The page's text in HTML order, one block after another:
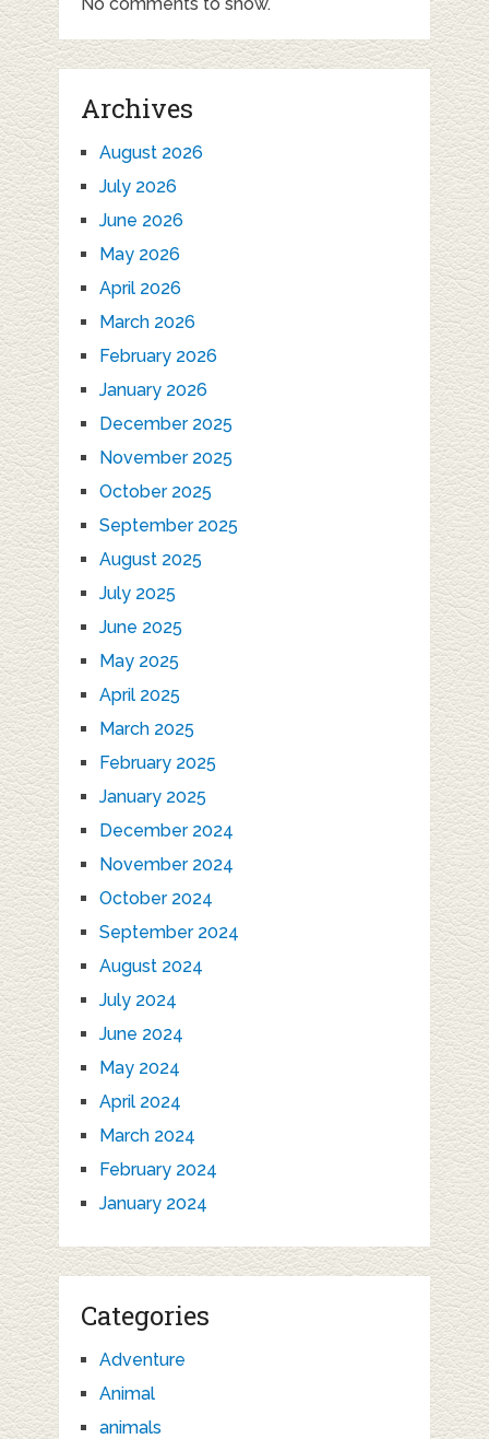
Archives
August 2026
July 2026
June 2026
May 2026
April 2026
March 2026
February 2026
January 2026
December 2025
November 2025
October 2025
September 2025
August 2025
July 2025
June 2025
May 2025
April 2025
March 2025
February 2025
January 2025
December 2024
November 2024
October 2024
September 2024
August 2024
July 2024
June 2024
May 2024
April 2024
March 2024
February 2024
January 2024
Categories
Adventure
Animal
animals